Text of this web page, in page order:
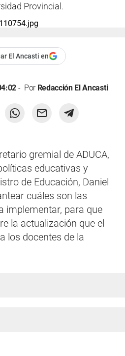
Provincial.
El Ancasti en
Por Redacción El Ancasti
gremial de ADUCA,
educativas y
de Educación, Daniel
cuáles son las
implementar, para que
la actualización que el
los docentes de la